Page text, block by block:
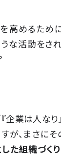
を高めるため
な活動をさ
『企業は人なり
が、まさにそ
た組織づく